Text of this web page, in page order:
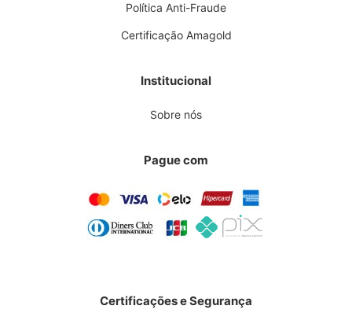
Política Anti-Fraude
Certificação Amagold
Institucional
Sobre nós
Pague com
Certificações e Segurança